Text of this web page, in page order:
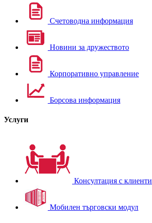
Счетоводна информация
Новини за дружеството
Корпоративно управление
Борсова информация
Услуги
Консултация с клиенти
Мобилен търговски модул